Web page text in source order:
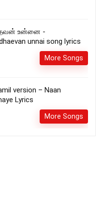
உன்னை -
unnai song lyrics
More Songs
version – Naan
Lyrics
More Songs